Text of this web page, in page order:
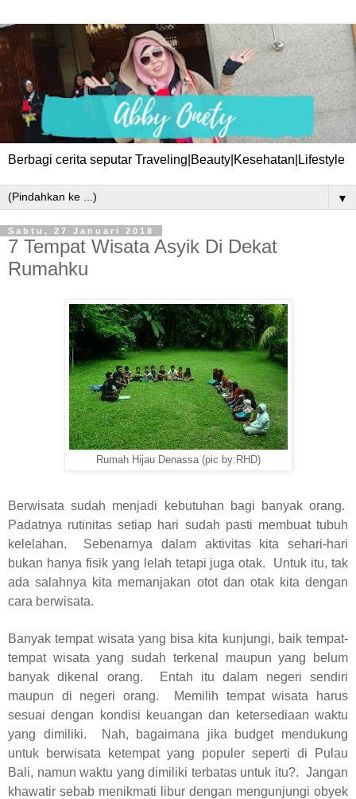
Berbagi cerita seputar Traveling|Beauty|Kesehatan|Lifestyle
▼
Sabtu, 27 Januari 2018
7 Tempat Wisata Asyik Di Dekat
Rumahku
Rumah Hijau Denassa (pic by:RHD)
Berwisata sudah menjadi kebutuhan bagi banyak orang.
Padatnya rutinitas setiap hari sudah pasti membuat tubuh
kelelahan. Sebenarnya dalam aktivitas kita sehari-hari
bukan hanya fisik yang lelah tetapi juga otak. Untuk itu, tak
ada salahnya kita memanjakan otot dan otak kita dengan
cara berwisata.
Banyak tempat wisata yang bisa kita kunjungi, baik tempat-
tempat wisata yang sudah terkenal maupun yang belum
banyak dikenal orang. Entah itu dalam negeri sendiri
maupun di negeri orang. Memilih tempat wisata harus
sesuai dengan kondisi keuangan dan ketersediaan waktu
yang dimiliki. Nah, bagaimana jika budget mendukung
untuk berwisata ketempat yang populer seperti di Pulau
Bali, namun waktu yang dimiliki terbatas untuk itu?. Jangan
khawatir sebab menikmati libur dengan mengunjungi obyek